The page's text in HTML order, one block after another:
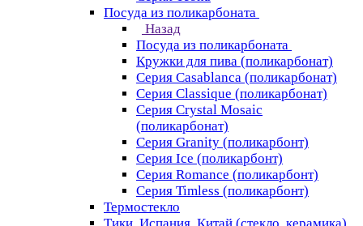
Посуда из поликарбоната
Назад
Посуда из поликарбоната
Кружки для пива (поликарбонат)
Серия Casablanсa (поликарбонат)
Серия Classique (поликарбонат)
Серия Crystal Mosaic
(поликарбонат)
Серия Granity (поликарбонт)
Серия Ice (поликарбонт)
Серия Romance (поликарбонт)
Серия Timless (поликарбонт)
Термостекло